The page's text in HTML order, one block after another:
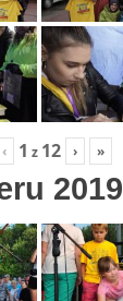
‹ 1 z 12 › »
2019